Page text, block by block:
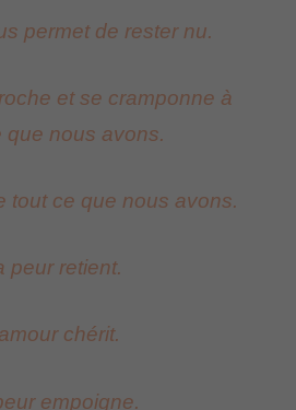
permet de rester nu.
et se cramponne à
que nous avons.
tout ce que nous avons.
peur retient.
chérit.
empoigne.